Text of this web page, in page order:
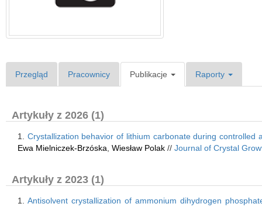
Przegląd Pracownicy Publikacje Raporty
Artykuły z 2026 (1)
1. Crystallization behavior of lithium carbonate during
Ewa Mielniczek-Brzóska Wiesław Polak // Journal of Crystal
Artykuły z 2023 (1)
1. Antisolvent crystallization of ammonium dihydrogen